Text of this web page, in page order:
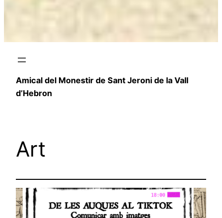
Amical del Monestir de Sant Jeroni de la Vall
d’Hebron
Art